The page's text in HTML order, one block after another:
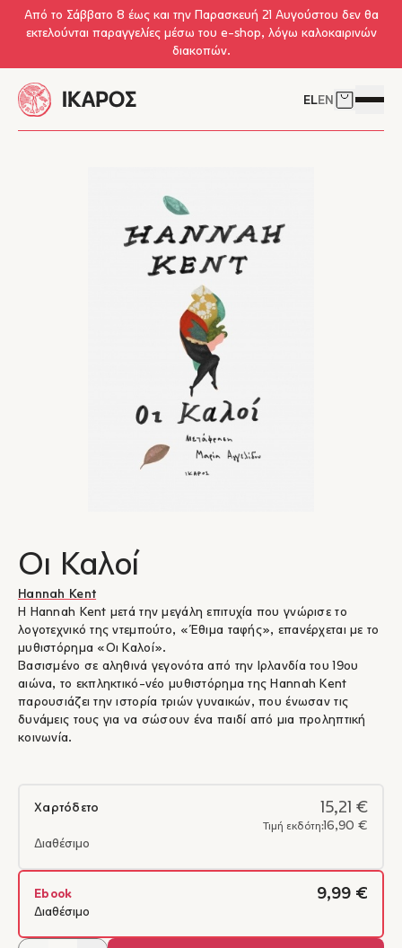
Skip to main content
Από το Σάββατο 8 έως και την Παρασκευή 21 Αυγούστου δεν θα
εκτελούνται παραγγελίες μέσω του e-shop, λόγω καλοκαιρινών
διακοπών.
ELEN Δείτε το
Οι Καλοί
Hannah Kent
Η Hannah Kent μετά την μεγάλη επιτυχία που γνώρισε το
λογοτεχνικό της ντεμπούτο, «Έθιμα ταφής», επανέρχεται με το
μυθιστόρημα «Οι Καλοί».
Βασισμένο σε αληθινά γεγονότα από την Ιρλανδία του 19ου
αιώνα, το εκπληκτικό-νέο μυθιστόρημα της Hannah Kent
παρουσιάζει την ιστορία τριών γυναικών, που ένωσαν τις
δυνάμεις τους για να σώσουν ένα παιδί από μια προληπτική
κοινωνία.
Χαρτόδετο 15,21 €
Τιμή εκδότη: 16,90 €
Διαθέσιμο
Ebook 9,99 €
Διαθέσιμο